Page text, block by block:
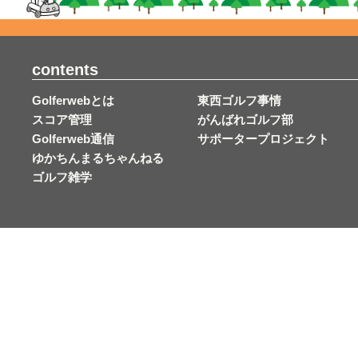
contents
Golferwebとは
スコア管理
Golferweb通信
ゆかちんまるちゃんねる
ゴルフ雑学
東西ゴルフ事情
がんばれゴルフ部
サポータープロジェクト